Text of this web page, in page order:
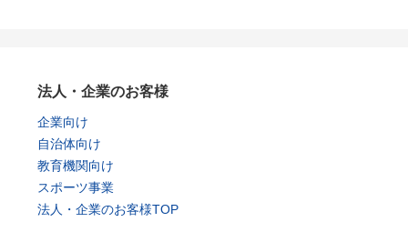
法人・企業のお客様
企業向け
自治体向け
教育機関向け
スポーツ事業
法人・企業のお客様TOP